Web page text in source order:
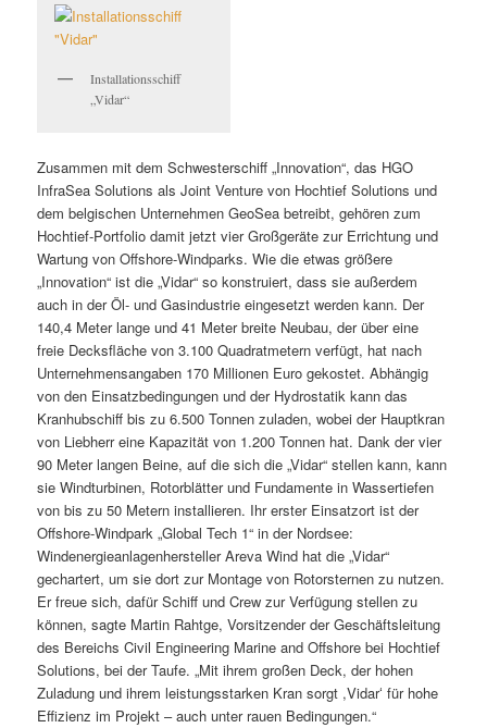
Installationsschiff
„Vidar“
Zusammen mit dem Schwesterschiff „Innovation“, das HGO
InfraSea Solutions als Joint Venture von Hochtief Solutions und
dem belgischen Unternehmen GeoSea betreibt, gehören zum
Hochtief-Portfolio damit jetzt vier Großgeräte zur Errichtung und
Wartung von Offshore-Windparks. Wie die etwas größere
„Innovation“ ist die „Vidar“ so konstruiert, dass sie außerdem
auch in der Öl- und Gasindustrie eingesetzt werden kann. Der
140,4 Meter lange und 41 Meter breite Neubau, der über eine
freie Decksfläche von 3.100 Quadratmetern verfügt, hat nach
Unternehmensangaben 170 Millionen Euro gekostet. Abhängig
von den Einsatzbedingungen und der Hydrostatik kann das
Kranhubschiff bis zu 6.500 Tonnen zuladen, wobei der Hauptkran
von Liebherr eine Kapazität von 1.200 Tonnen hat. Dank der vier
90 Meter langen Beine, auf die sich die „Vidar“ stellen kann, kann
sie Windturbinen, Rotorblätter und Fundamente in Wassertiefen
von bis zu 50 Metern installieren. Ihr erster Einsatzort ist der
Offshore-Windpark „Global Tech 1“ in der Nordsee:
Windenergieanlagenhersteller Areva Wind hat die „Vidar“
gechartert, um sie dort zur Montage von Rotorsternen zu nutzen.
Er freue sich, dafür Schiff und Crew zur Verfügung stellen zu
können, sagte Martin Rahtge, Vorsitzender der Geschäftsleitung
des Bereichs Civil Engineering Marine and Offshore bei Hochtief
Solutions, bei der Taufe. „Mit ihrem großen Deck, der hohen
Zuladung und ihrem leistungsstarken Kran sorgt ,Vidarʻ für hohe
Effizienz im Projekt – auch unter rauen Bedingungen.“